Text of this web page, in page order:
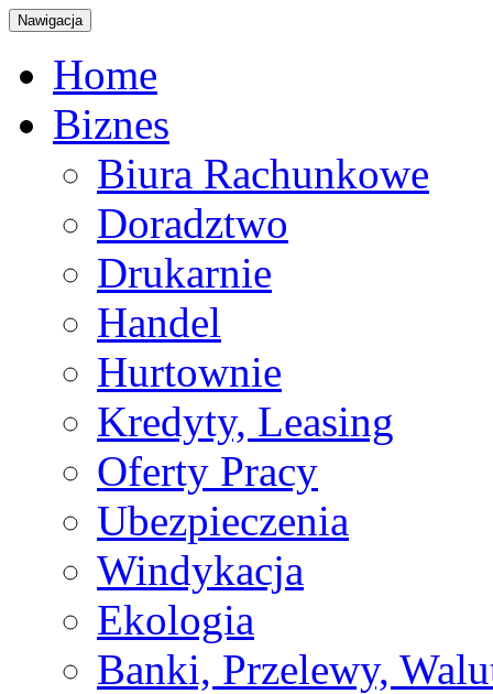
Nawigacja
Home
Biznes
Biura Rachunkowe
Doradztwo
Drukarnie
Handel
Hurtownie
Kredyty, Leasing
Oferty Pracy
Ubezpieczenia
Windykacja
Ekologia
Banki, Przelewy,